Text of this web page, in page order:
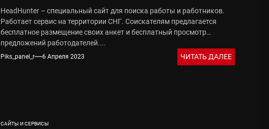
HeadHunter – специальный сайт для поиска работы и работников.
Работает сервис на территории СНГ. Соискателям предлагается
бесплатное размещение своих анкет и бесплатный просмотр
предложений работодателей....
Piks_panel_r 6 Апреля 2023 ЧИТАТЬ ДАЛЕЕ
САЙТЫ И СЕРВИСЫ